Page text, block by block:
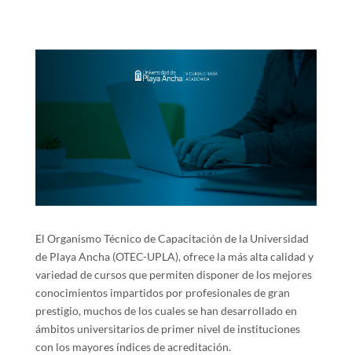
El Organismo Técnico de Capacitación de la Universidad
de Playa Ancha (OTEC-UPLA), ofrece la más alta calidad y
variedad de cursos que permiten disponer de los mejores
conocimientos impartidos por profesionales de gran
prestigio, muchos de los cuales se han desarrollado en
ámbitos universitarios de primer nivel de instituciones
con los mayores índices de acreditación.